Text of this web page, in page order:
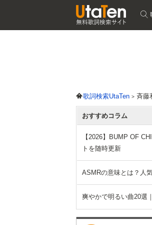
歌詞検索UtaTen 斉藤
おすすめコラム
【2026】BUMP OF
トを随時更新
ASMRの意味とは？人
爽やかで明るい曲20選